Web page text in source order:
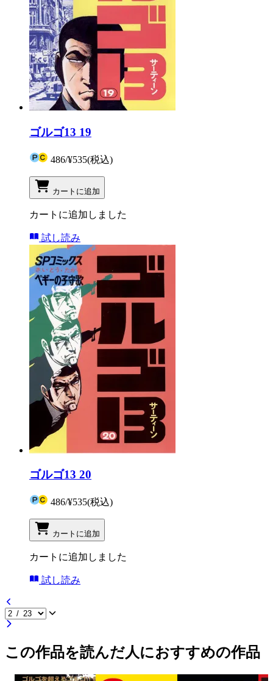
ゴルゴ13 19
486/¥535(税込)
カートに追加
カートに追加しました
試し読み
ゴルゴ13 20
486/¥535(税込)
カートに追加
カートに追加しました
試し読み
この作品を読んだ人におすすめの作品